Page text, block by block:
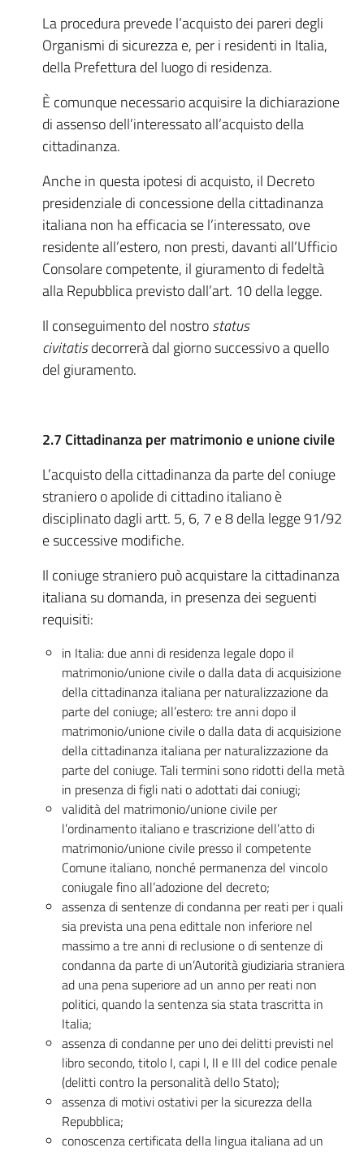
La procedura prevede l’acquisto dei pareri degli
Organismi di sicurezza e, per i residenti in Italia,
della Prefettura del luogo di residenza.
È comunque necessario acquisire la dichiarazione
di assenso dell’interessato all’acquisto della
cittadinanza.
Anche in questa ipotesi di acquisto, il Decreto
presidenziale di concessione della cittadinanza
italiana non ha efficacia se l’interessato, ove
residente all’estero, non presti, davanti all’Ufficio
Consolare competente, il giuramento di fedeltà
alla Repubblica previsto dall’art. 10 della legge.
Il conseguimento del nostrostatus
civitatisdecorrerà dal giorno successivo a quello
del giuramento.
2.7 Cittadinanza per matrimonio e unione civile
L’acquisto della cittadinanza da parte del coniuge
straniero o apolide di cittadino italiano è
disciplinato dagli artt. 5, 6, 7 e 8 della legge 91/92
e successive modifiche.
Il coniuge straniero può acquistare la cittadinanza
italiana su domanda, in presenza dei seguenti
requisiti:
in Italia: due anni di residenza legale dopo il
matrimonio/unione civile o dalla data di acquisizione
della cittadinanza italiana per naturalizzazione da
parte del coniuge; all’estero: tre anni dopo il
matrimonio/unione civile o dalla data di acquisizione
della cittadinanza italiana per naturalizzazione da
parte del coniuge. Tali termini sono ridotti della metà
in presenza di figli nati o adottati dai coniugi;
validità del matrimonio/unione civile per
l’ordinamento italiano e trascrizione dell’atto di
matrimonio/unione civile presso il competente
Comune italiano, nonché permanenza del vincolo
coniugale fino all’adozione del decreto;
assenza di sentenze di condanna per reati per i quali
sia prevista una pena edittale non inferiore nel
massimo a tre anni di reclusione o di sentenze di
condanna da parte di un’Autorità giudiziaria straniera
ad una pena superiore ad un anno per reati non
politici, quando la sentenza sia stata trascritta in
Italia;
assenza di condanne per uno dei delitti previsti nel
libro secondo, titolo I, capi I, II e III del codice penale
(delitti contro la personalità dello Stato);
assenza di motivi ostativi per la sicurezza della
Repubblica;
conoscenza certificata della lingua italiana ad un